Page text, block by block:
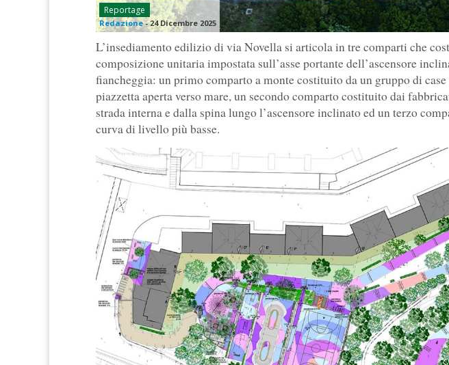
Reportage
Redazione-24 Dicembre 2025
L’insediamento edilizio di via Novella si articola in tre comparti che
composizione unitaria impostata sull’asse portante dell’ascensore
fiancheggia: un primo comparto a monte costituito da un gruppo di
piazzetta aperta verso mare, un secondo comparto costituito dai
strada interna e dalla spina lungo l’ascensore inclinato ed un terzo
curva di livello più basse.